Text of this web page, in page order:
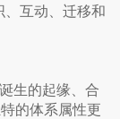
、互动、迁移和
生的起缘、合
的体系属性更